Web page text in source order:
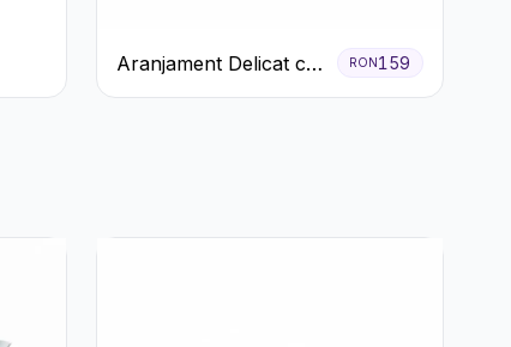
Aranjament Delicat cu
3 Trandafiri Roz în
RON 159